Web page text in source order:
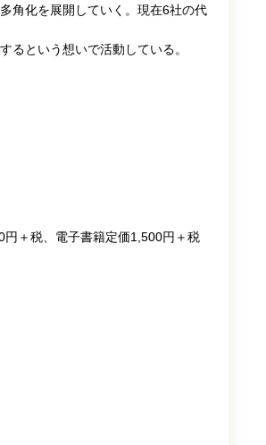
角化を展開していく。現在6社の代
るという想いで活動している。
＋税、電子書籍定価1,500円＋税